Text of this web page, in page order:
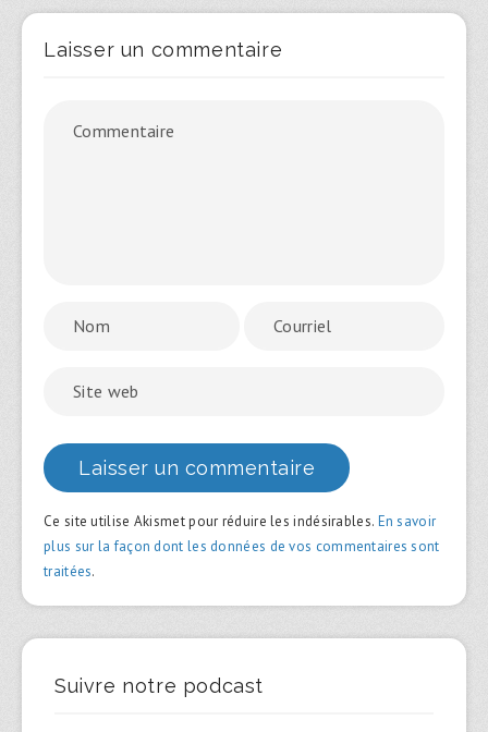
Laisser un commentaire
Ce site utilise Akismet pour réduire les indésirables. En savoir
plus sur la façon dont les données de vos commentaires sont
traitées.
Suivre notre podcast